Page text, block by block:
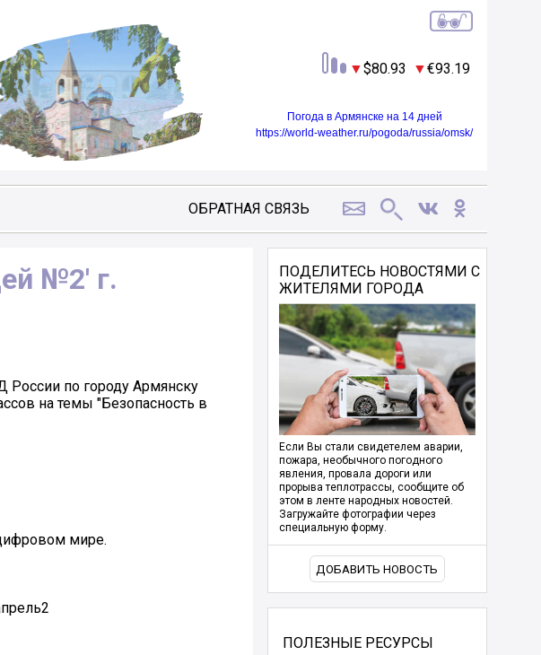
80.93 93.19
Погода в Армянске на 14 дней
https://world-weather.ru/pogoda/russia/omsk/
ОБРАТНАЯ СВЯЗЬ
№2' г.
по городу Армянску
на темы "Безопасность в
мире.
ПОДЕЛИТЕСЬ НОВОСТЯМИ С
ЖИТЕЛЯМИ ГОРОДА
Если Вы стали свидетелем аварии,
пожара, необычного погодного
явления, провала дороги или
прорыва теплотрассы, сообщите об
этом в ленте народных новостей.
Загружайте фотографии через
специальную форму.
ДОБАВИТЬ НОВОСТЬ
ПОЛЕЗНЫЕ РЕСУРСЫ